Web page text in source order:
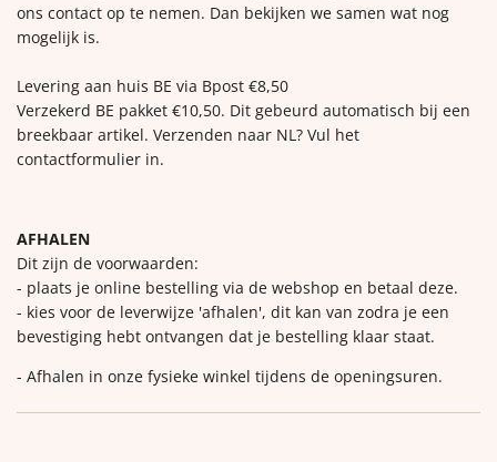
ons contact op te nemen. Dan bekijken we samen wat nog
mogelijk is.
Levering aan huis BE via Bpost €8,50
Verzekerd BE pakket €10,50. Dit gebeurd automatisch bij een
breekbaar artikel. Verzenden naar NL? Vul het
contactformulier in.
AFHALEN
Dit zijn de voorwaarden:
- plaats je online bestelling via de webshop en betaal deze.
- kies voor de leverwijze 'afhalen', dit kan van zodra je een
bevestiging hebt ontvangen dat je bestelling klaar staat.
- Afhalen in onze fysieke winkel tijdens de openingsuren.